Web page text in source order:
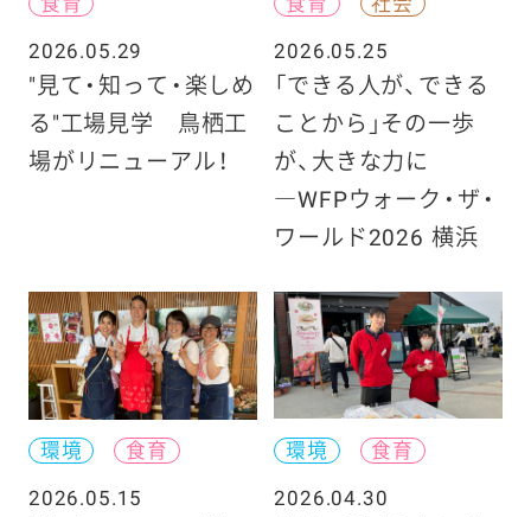
2026.05.29
"見て・知って・楽しめ
る"工場見学 鳥栖工
場がリニューアル！
2026.05.25
「できる人が、できる
ことから」その一歩
が、大きな力に
―WFPウォーク・ザ・
ワールド2026 横浜
環境
食育
2026.05.15
環境
食育
2026.04.30